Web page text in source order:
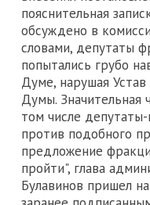
пояснительная
обсуждено в
словами, депутаты
попытались грубо
Думе, нарушая
Думы. Значительная
том числе
против подобного
предложение
пройти", глава
Булавинов пришел